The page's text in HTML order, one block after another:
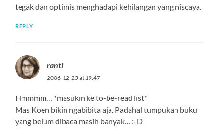
tegak dan optimis menghadapi kehilangan yang niscaya.
REPLY
ranti
2006-12-25 at 19:47
Hmmmm… *masukin ke to-be-read list*
Mas Koen bikin ngabibita aja. Padahal tumpukan buku
yang belum dibaca masih banyak… :-D